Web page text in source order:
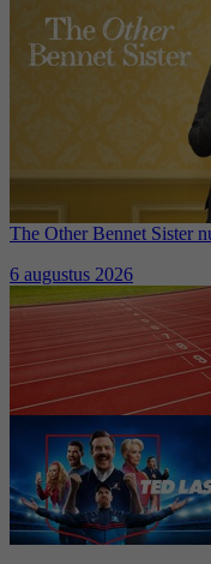
The Other Bennet Sister
6 augustus 2026